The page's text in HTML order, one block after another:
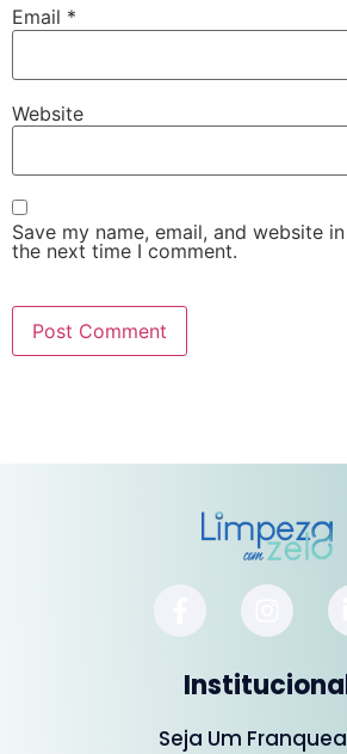
Email *
Website
Save my name, email, and website
the next time I comment.
Seja Um